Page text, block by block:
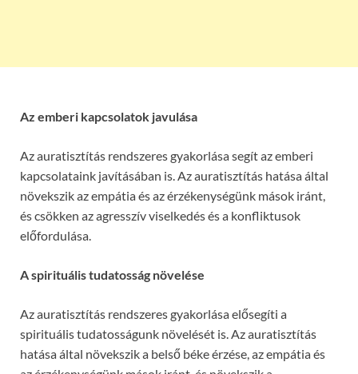
Az emberi kapcsolatok javulása
Az auratisztítás rendszeres gyakorlása segít az emberi
kapcsolataink javításában is. Az auratisztítás hatása által
növekszik az empátia és az érzékenységünk mások iránt,
és csökken az agresszív viselkedés és a konfliktusok
előfordulása.
A spirituális tudatosság növelése
Az auratisztítás rendszeres gyakorlása elősegíti a
spirituális tudatosságunk növelését is. Az auratisztítás
hatása által növekszik a belső béke érzése, az empátia és